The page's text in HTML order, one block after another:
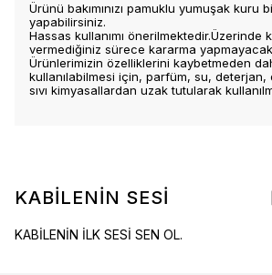
Ürünü bakımınızı pamuklu yumuşak kuru
yapabilirsiniz.
Hassas kullanımı önerilmektedir.Üzerinde
vermediğiniz sürece kararma
Ürünlerimizin özelliklerini kaybetmeden
kullanılabilmesi için, parfüm, su,
sıvı kimyasallardan uzak tutularak
KABİLENİN SESİ
KABİLENİN İLK SESİ SEN OL.